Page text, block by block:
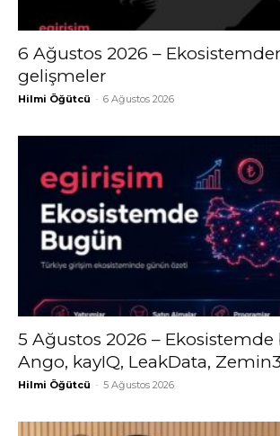
6 Ağustos 2026 –
gelişmeler
Hilmi Öğütcü - 6 Ağustos 2026
5 Ağustos 2026 –
Ango, kayIQ, LeakData,
Hilmi Öğütcü - 5 Ağustos 2026